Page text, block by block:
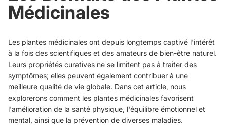
Médicinales
Les plantes médicinales ont depuis longtemps captivé l'intérêt
à la fois des scientifiques et des amateurs de bien-être naturel.
Leurs propriétés curatives ne se limitent pas à traiter des
symptômes; elles peuvent également contribuer à une
meilleure qualité de vie globale. Dans cet article, nous
explorerons comment les plantes médicinales favorisent
l'amélioration de la santé physique, l'équilibre émotionnel et
mental, ainsi que la prévention de diverses maladies.